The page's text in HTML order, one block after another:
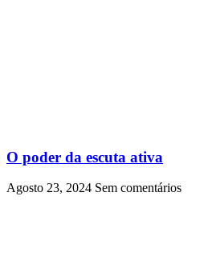
O poder da escuta ativa
Agosto 23, 2024 Sem comentários